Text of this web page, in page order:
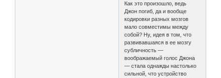
Как это произошло, ведь
Джон погиб, да и вообще
кодировки разных мозгов
мало совместимы между
собой? Ну, идея в том, что
развивавшаяся в ее мозгу
субличность —
воображаемый голос Джона
— стала однажды настолько
сильной, что устройство